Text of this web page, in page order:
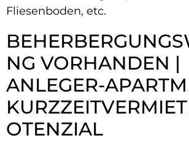
Fliesenboden, etc.
NG VORHANDEN |
ANLEGER-​
OTENZIAL